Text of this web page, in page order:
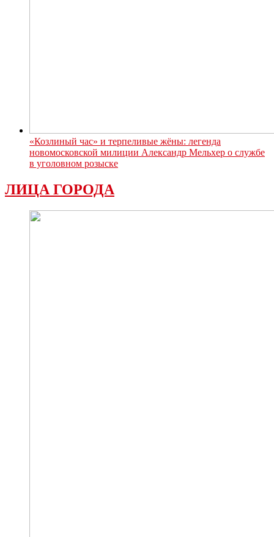
«Козлиный час» и терпеливые жёны: легенда
новомосковской милиции Александр Мельхер о службе
в уголовном розыске
ЛИЦА ГОРОДА